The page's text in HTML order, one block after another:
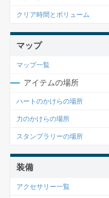
クリア時間とボリューム
マップ
マップ一覧
アイテムの場所
ハートのかけらの場所
力のかけらの場所
スタンプラリーの場所
装備
アクセサリー一覧